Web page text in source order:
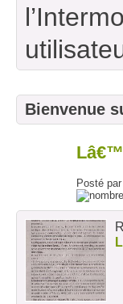
Bienvenue
Posté par